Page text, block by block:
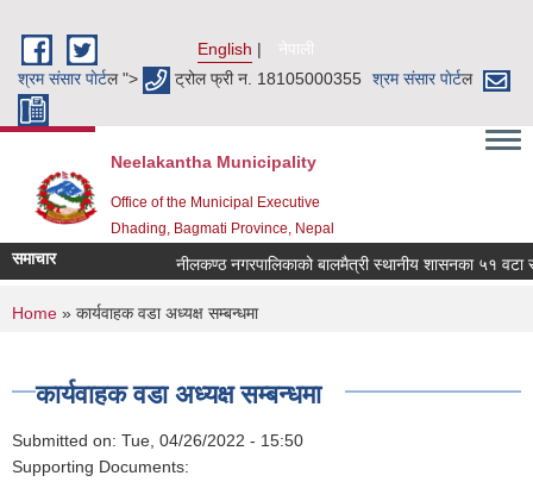
English
नेपाली
श्रम संसार पाेर्टल "> ट्रोल फ्री न. 18105000355 श्रम संसार पाेर्टल
Neelakantha Municipality
Office of the Municipal Executive
Dhading, Bagmati Province, Nepal
समाचार नीलकण्ठ नगरपालिकाको बालमैत्री स्थानीय शासनका ५१ वटा
You are here
Home » कार्यवाहक वडा अध्यक्ष सम्बन्धमा
कार्यवाहक वडा अध्यक्ष सम्बन्धमा
Submitted on: Tue, 04/26/2022 - 15:50
Supporting Documents: